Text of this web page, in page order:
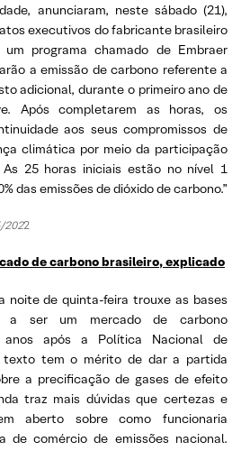
anunciaram, neste sábado (21),
executivos do fabricante brasileiro
programa chamado de Embraer
a emissão de carbono referente a
adicional, durante o primeiro ano de
Após completarem as horas, os
aos seus compromissos de
climática por meio da participação
As 25 horas iniciais estão no nível 1
das emissões de dióxido de carbono.”
2022
de carbono brasileiro, explicado
noite de quinta-feira trouxe as bases
ser um mercado de carbono
anos após a Política Nacional de
texto tem o mérito de dar a partida
a precificação de gases de efeito
traz mais dúvidas que certezas e
aberto sobre como funcionaria
de comércio de emissões nacional.